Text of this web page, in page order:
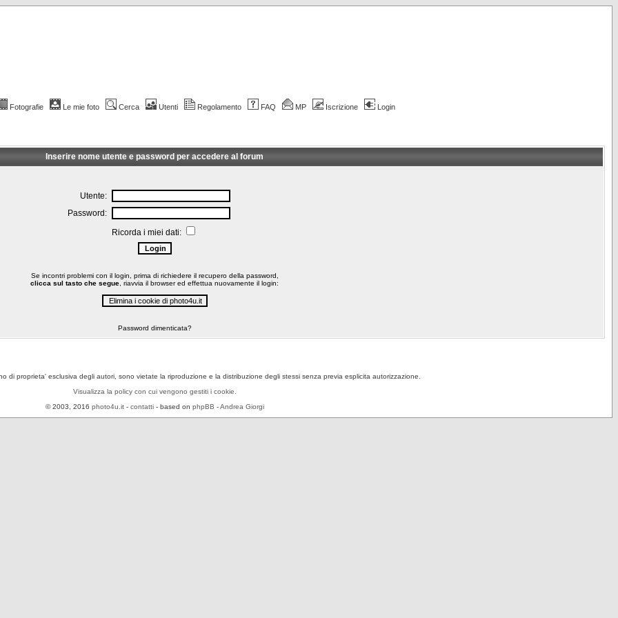
Fotografie Le mie foto Cerca Utenti Regolamento FAQ MP Iscrizione Login
Inserire nome utente e password per accedere al forum
Utente:
Password:
Ricorda i miei dati:
Se incontri problemi con il login, prima di richiedere il recupero della password,
clicca sul tasto che segue , riavvia il browser ed effettua nuovamente il login:
Password dimenticata?
di proprieta' esclusiva degli autori, sono vietate la riproduzione e la distribuzione degli stessi senza previa esplicita autorizzazione.
Visualizza la policy con cui vengono gestiti i cookie.
© 2003, 2016 photo4u.it- contatti- based on phpBB -Andrea Giorgi